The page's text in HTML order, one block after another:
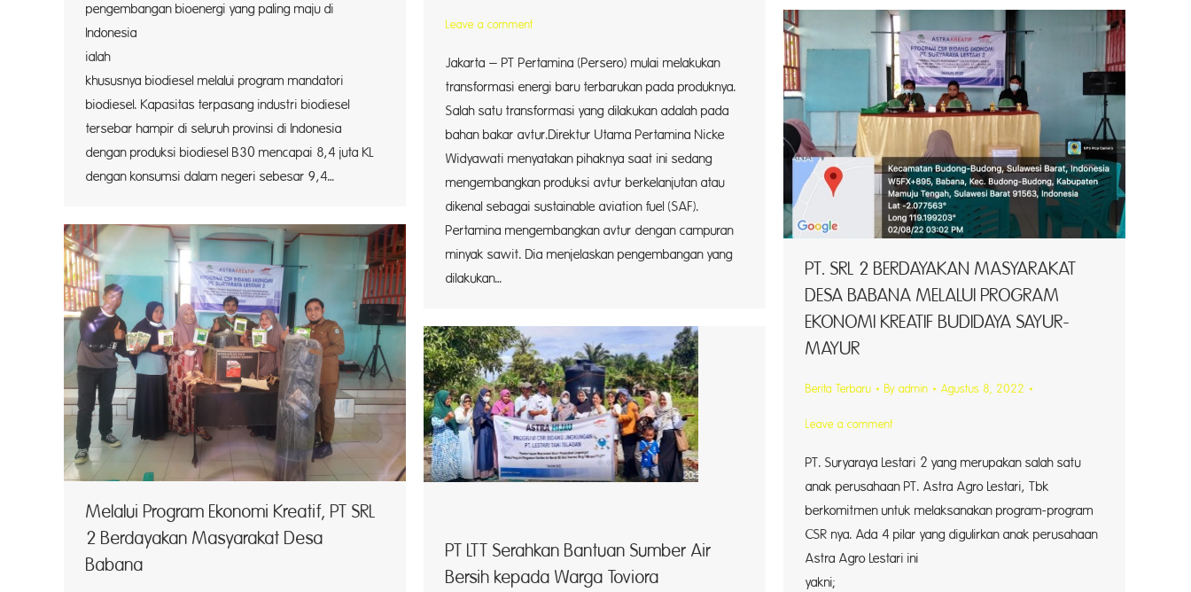
pengembangan bioenergi yang paling maju di
Indonesia
ialah biofuel,
khususnya biodiesel melalui program mandatori
biodiesel. Kapasitas terpasang industri biodiesel
tersebar hampir di seluruh provinsi di Indonesia
dengan produksi biodiesel B30 mencapai 8,4 juta KL
dengan konsumsi dalam negeri sebesar 9,4…
Leave a comment
Jakarta – PT Pertamina (Persero) mulai melakukan
transformasi energi baru terbarukan pada produknya.
Salah satu transformasi yang dilakukan adalah pada
bahan bakar avtur.Direktur Utama Pertamina Nicke
Widyawati menyatakan pihaknya saat ini sedang
mengembangkan produksi avtur berkelanjutan atau
dikenal sebagai sustainable aviation fuel (SAF).
Pertamina mengembangkan avtur dengan campuran
minyak sawit. Dia menjelaskan pengembangan yang
dilakukan…
PT. SRL 2 BERDAYAKAN MASYARAKAT
DESA BABANA MELALUI PROGRAM
EKONOMI KREATIF BUDIDAYA SAYUR-
MAYUR
Berita Terbaru By admin Agustus 8, 2022
Leave a comment
PT. Suryaraya Lestari 2 yang merupakan salah satu
anak perusahaan PT. Astra Agro Lestari, Tbk
berkomitmen untuk melaksanakan program-program
CSR nya. Ada 4 pilar yang digulirkan anak perusahaan
Astra Agro Lestari ini
yakni;
Melalui Program Ekonomi Kreatif, PT SRL
2 Berdayakan Masyarakat Desa
Babana
PT LTT Serahkan Bantuan Sumber Air
Bersih kepada Warga Toviora